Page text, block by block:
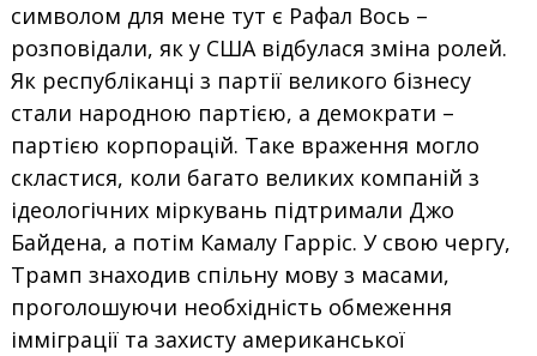
символом для мене тут є Рафал Вось –
розповідали, як у США відбулася зміна ролей.
Як республіканці з партії великого бізнесу
стали народною партією, а демократи –
партією корпорацій. Таке враження могло
скластися, коли багато великих компаній з
ідеологічних міркувань підтримали Джо
Байдена, а потім Камалу Гарріс. У свою чергу,
Трамп знаходив спільну мову з масами,
проголошуючи необхідність обмеження
імміграції та захисту американської